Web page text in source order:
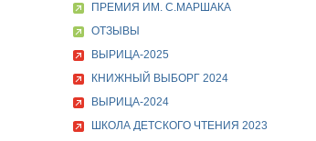
ПРЕМИЯ ИМ. С.МАРШАКА
ОТЗЫВЫ
ВЫРИЦА-2025
КНИЖНЫЙ ВЫБОРГ 2024
ВЫРИЦА-2024
ШКОЛА ДЕТСКОГО ЧТЕНИЯ 2023